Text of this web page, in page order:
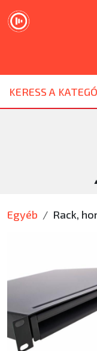
KERESS A
DJ ESZKÖZ
HANGTECHNIKA
EGYÉB
ÚJ TERMÉKEK
Egyéb Rack,